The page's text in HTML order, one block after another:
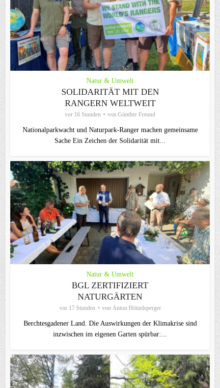
Natur & Umwelt
SOLIDARITÄT MIT DEN
RANGERN WELTWEIT
vor 16 Stunden von Günther Freund
Nationalparkwacht und Naturpark-Ranger machen gemeinsame
Sache Ein Zeichen der Solidarität mit...
Natur & Umwelt
BGL ZERTIFIZIERT
NATURGÄRTEN
vor 17 Stunden von Anton Hötzelsperger
Berchtesgadener Land. Die Auswirkungen der Klimakrise sind
inzwischen im eigenen Garten spürbar:...